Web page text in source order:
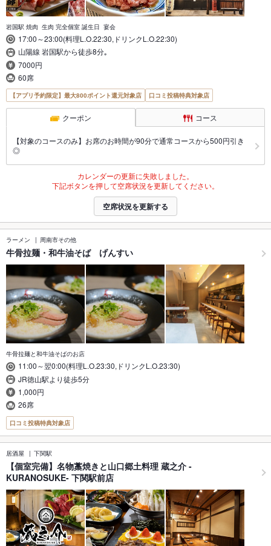
岩国駅 焼肉 生肉 完全個室 誕生日 宴会
17:00～23:00(料理L.O.22:30,ドリンクL.O.22:30)
山陽線 岩国駅から徒歩8分｡
7000円
60席
【アプリ予約限定】最大800ポイント還元対象店 口コミ投稿特典対象店
クーポン コース
【対象のコースのみ】お席のお時間が90分で通常コースから500円引き
◎
カレンダーの更新に失敗しました。
下記ボタンを押して空席状況を更新してください。
空席状況を更新する
ラーメン 周南市その他
牛骨拉麺・和牛油そば げんすい
牛骨拉麺と和牛油そばのお店
11:00～翌0:00(料理L.O.23:30,ドリンクL.O.23:30)
JR徳山駅より徒歩5分
1,000円
26席
口コミ投稿特典対象店
居酒屋 下関駅
【個室完備】名物藁焼きと山口郷土料理 蔵之介 -
KURANOSUKE- 下関駅前店